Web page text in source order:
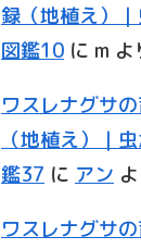
録（地植え）
図鑑10 に m よ
ワスレナグサ
（地植え）｜
鑑37 に アン
ワスレナグサ